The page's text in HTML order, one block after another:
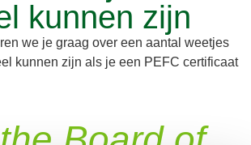
kunnen zijn
we je graag over een aantal weetjes
kunnen zijn als je een PEFC certificaat